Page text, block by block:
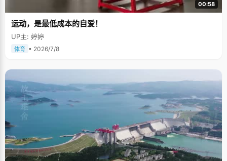
00:58
运动，是最低成本的自爱！
UP主: 婷婷
体育 • 2026/7/8